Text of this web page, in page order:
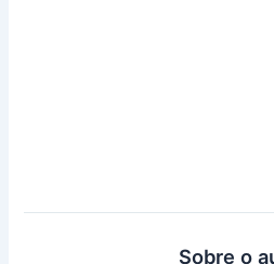
Sobre o